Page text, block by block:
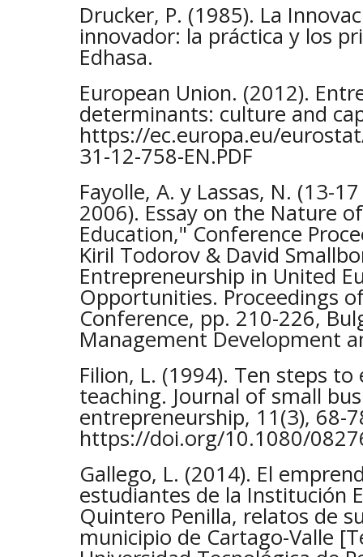
Drucker, P. (1985). La
innovador: la práctica y los
Edhasa.
European Union. (2012).
determinants: culture and
https://ec.europa.eu/
31-12-758-EN.PDF
Fayolle, A. y Lassas, N. (13-
2006). Essay on the Nature
Education," Conference
Kiril Todorov & David
Entrepreneurship in United
Opportunities. Proceedings
Conference, pp. 210-226,
Management Development
Filion, L. (1994). Ten steps
teaching. Journal of small
entrepreneurship, 11(3), 68-
https://doi.org/10.1080/
Gallego, L. (2014). El
estudiantes de la Institución
Quintero Penilla, relatos de
municipio de Cartago-Valle